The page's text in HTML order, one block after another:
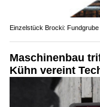
Einzelstück Brocki:
Maschinenbau
Kühn vereint